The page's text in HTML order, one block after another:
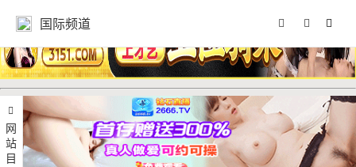
国际频道
网站目录